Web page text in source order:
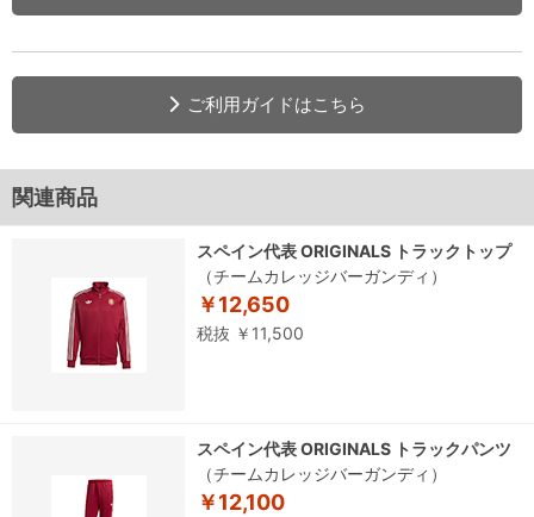
ご利用ガイドはこちら
関連商品
スペイン代表 ORIGINALS トラックトップ
（チームカレッジバーガンディ）
￥12,650
税抜 ￥11,500
スペイン代表 ORIGINALS トラックパンツ
（チームカレッジバーガンディ）
￥12,100